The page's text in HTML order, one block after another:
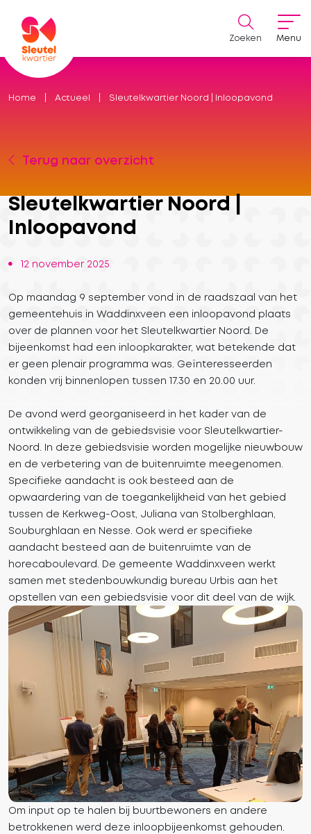
Menu
Zoeken
Home Actueel Sleutelkwartier Noord | Inloopavond
Terug naar overzicht
Sleutelkwartier Noord |
Inloopavond
12 november 2025
Op maandag 9 september vond in de raadszaal van het
gemeentehuis in Waddinxveen een inloopavond plaats
over de plannen voor het Sleutelkwartier Noord. De
bijeenkomst had een inloopkarakter, wat betekende dat
er geen plenair programma was. Geïnteresseerden
konden vrij binnenlopen tussen 17.30 en 20.00 uur.
De avond werd georganiseerd in het kader van de
ontwikkeling van de gebiedsvisie voor Sleutelkwartier-
Noord. In deze gebiedsvisie worden mogelijke nieuwbouw
en de verbetering van de buitenruimte meegenomen.
Specifieke aandacht is ook besteed aan de
opwaardering van de toegankelijkheid van het gebied
tussen de Kerkweg-Oost, Juliana van Stolberghlaan,
Souburghlaan en Nesse. Ook werd er specifieke
aandacht besteed aan de buitenruimte van de
horecaboulevard. De gemeente Waddinxveen werkt
samen met stedenbouwkundig bureau Urbis aan het
opstellen van een gebiedsvisie voor dit deel van de wijk.
Om input op te halen bij buurtbewoners en andere
betrokkenen werd deze inloopbijeenkomst gehouden.